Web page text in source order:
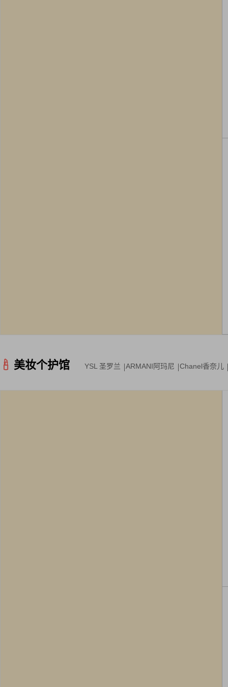
美妆个护馆 YSL 圣罗兰 ARMANI阿玛尼 Chanel香奈儿